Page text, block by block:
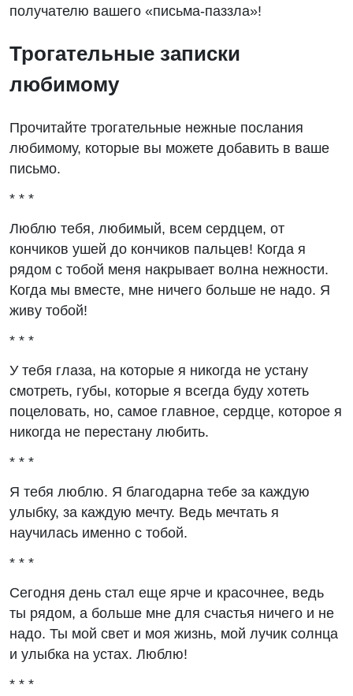
получателю вашего «письма-паззла»!
Трогательные записки
любимому
Прочитайте трогательные нежные послания
любимому, которые вы можете добавить в ваше
письмо.
* * *
Люблю тебя, любимый, всем сердцем, от
кончиков ушей до кончиков пальцев! Когда я
рядом с тобой меня накрывает волна нежности.
Когда мы вместе, мне ничего больше не надо. Я
живу тобой!
* * *
У тебя глаза, на которые я никогда не устану
смотреть, губы, которые я всегда буду хотеть
поцеловать, но, самое главное, сердце, которое я
никогда не перестану любить.
* * *
Я тебя люблю. Я благодарна тебе за каждую
улыбку, за каждую мечту. Ведь мечтать я
научилась именно с тобой.
* * *
Сегодня день стал еще ярче и красочнее, ведь
ты рядом, а больше мне для счастья ничего и не
надо. Ты мой свет и моя жизнь, мой лучик солнца
и улыбка на устах. Люблю!
* * *